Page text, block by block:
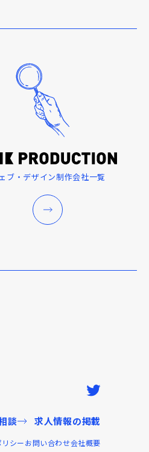
ブ・デザイン制作会社一覧
談 求人情報の掲載
シーお問い合わせ会社概要